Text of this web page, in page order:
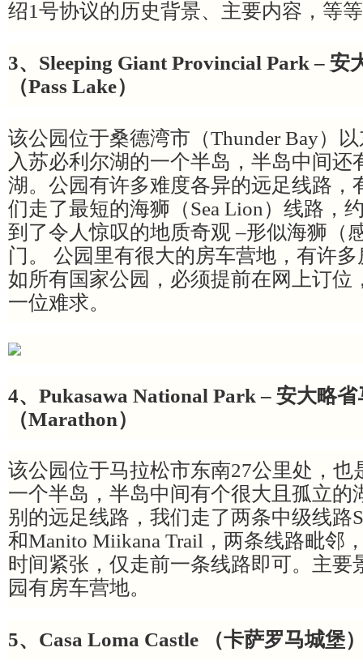
绍1号协议的历史背景、主要内容，等
3、Sleeping Giant Provincial Park – 安
（Pass Lake）
该公园位于桑德湾市（Thunder Bay）
入苏必利尔湖的一个半岛，半岛中间还
湖。公园有许多难度各异的远足线路，
们走了最短的海狮（Sea Lion）线路，
到了令人惊叹的地质奇观 –形似海狮（
门。 公园里有很大的房车营地，有许
如所有国家公园，必须提前在网上订位
一位难求。
4、Pukasawa National Park – 安大略
（Marathon）
该公园位于马拉松市东南27公里处，也
一个半岛，半岛中间有个很大且孤立的
别的远足线路，我们走了两条中级线路
和Manito Miikana Trail，两条线路毗邻
时间紧张，仅走前一条线路即可。主要
园有房车营地。
5、Casa Loma Castle （卡萨罗马城堡